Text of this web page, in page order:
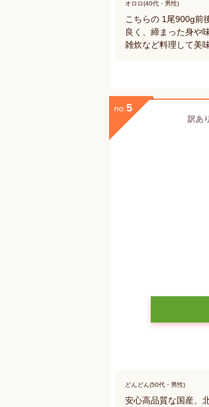
オロロ(40代・男性)
こちらの 1尾900g前
良く、締まった身や
雑炊など料理して美
no. 5
訳あ
どんどん(50代・男性)
安心高品質な国産、